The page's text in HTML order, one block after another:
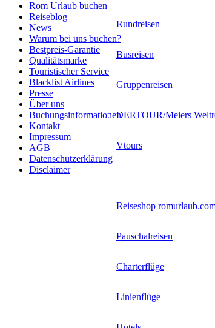
Rundreisen
Busreisen
Gruppenreisen
DERTOUR/Meiers
Vtours
Reiseshop
Pauschalreisen
Charterflüge
Linienflüge
Rom Urlaub buchen
Reiseblog
News
Warum bei uns buchen?
Bestpreis-Garantie
Qualitätsmarke
Touristischer Service
Blacklist Airlines
Presse
Über uns
Buchungsinformationen
Kontakt
Impressum
AGB
Datenschutzerklärung
Disclaimer